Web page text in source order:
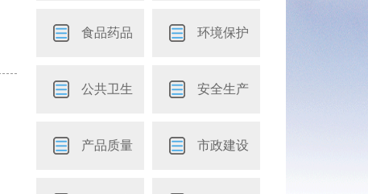
食品药品 环境保护
公共卫生 安全生产
产品质量 市政建设